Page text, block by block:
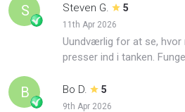
S Steven G. 5
11th Apr 2026
Uundværlig for at se,
presser ind i tanken.
B Bo D. 5
9th Apr 2026